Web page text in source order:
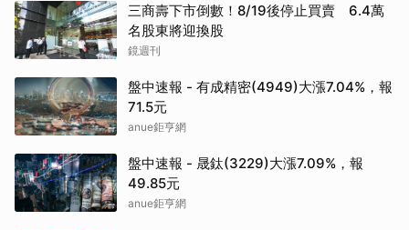
三商壽下市倒數！8/19後停止買賣 6.4萬
名股東將迎換股
鏡週刊
盤中速報 - 有成精密(4949)大漲7.04%，報
71.5元
anue鉅亨網
盤中速報 - 晟鈦(3229)大漲7.09%，報
49.85元
anue鉅亨網